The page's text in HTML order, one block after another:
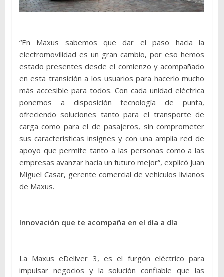
“En Maxus sabemos que dar el paso hacia la
electromovilidad es un gran cambio, por eso hemos
estado presentes desde el comienzo y acompañado
en esta transición a los usuarios para hacerlo mucho
más accesible para todos. Con cada unidad eléctrica
ponemos a disposición tecnología de punta,
ofreciendo soluciones tanto para el transporte de
carga como para el de pasajeros, sin comprometer
sus características insignes y con una amplia red de
apoyo que permite tanto a las personas como a las
empresas avanzar hacia un futuro mejor”, explicó Juan
Miguel Casar, gerente comercial de vehículos livianos
de Maxus.
Innovación que te acompaña en el día a día
La Maxus eDeliver 3, es el furgón eléctrico para
impulsar negocios y la solución confiable que las